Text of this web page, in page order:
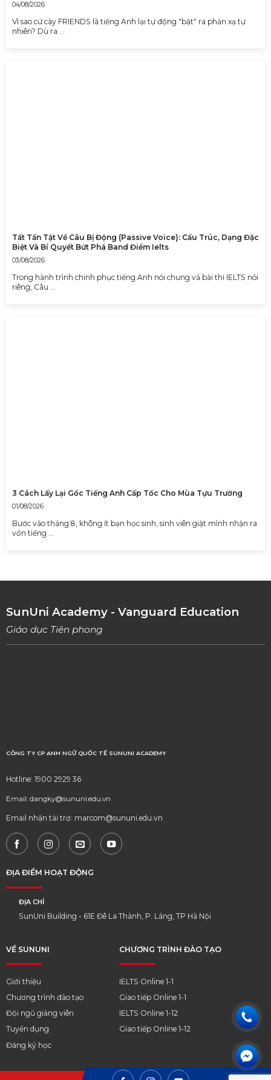
04/08/2026
Vì sao cứ cày FRIENDS là tiếng Anh lại tự động "bật" ra phản xạ tự
nhiên? Dù ra …
Tất Tần Tật Về Câu Bị Động (Passive Voice): Cấu Trúc, Dạng Đặc
Biệt Và Bí Quyết Bứt Phá Band Điểm Ielts
03/08/2026
Trong hành trình chinh phục tiếng Anh nói chung và bài thi IELTS nói
riêng, Câu …
3 Cách Lấy Lại Gốc Tiếng Anh Cấp Tốc Cho Mùa Tựu Trường
01/08/2026
Bước vào tháng 8, không ít bạn học sinh, sinh viên giật mình nhận ra
vốn tiếng …
SunUni Academy - Vanguard Education
Giáo dục Tiên phong
CÔNG TY CP ANH NGỮ QUỐC TẾ SUNUNI ACADEMY
Hotline: 1900 2929 36
Email: dangky@sununi.edu.vn
Email nhận tài trợ: marcom@sununi.edu.vn
VỀ SUNUNI
Giới thiệu
Chương trình đào tạo
Đội ngũ giảng viên
Tuyển dụng
Đăng ký học
ĐỊA ĐIỂM HOẠT ĐỘNG
ĐỊA CHỈ
SunUni Building - 61E Đê La Thành, P. Láng, TP Hà Nội
CHƯƠNG TRÌNH ĐÀO TẠO
IELTS Online 1-1
Giao tiếp Online 1-1
IELTS Online 1-12
Giao tiếp Online 1-12